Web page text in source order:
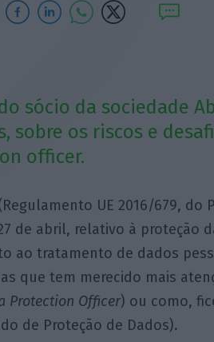
sócio da sociedade
sobre os riscos e
officer.
UE 2016/679, do
de abril, relativo à proteção
ao tratamento de dados
que tem merecido mais
Protection Officer) ou como,
de Proteção de Dados).